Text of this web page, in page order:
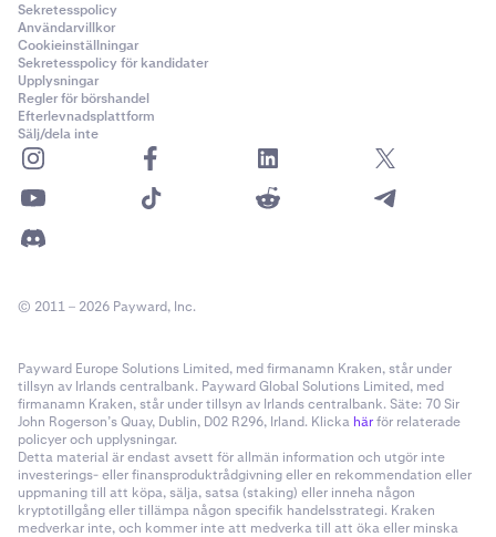
Sekretesspolicy
Användarvillkor
Cookieinställningar
Sekretesspolicy för kandidater
Upplysningar
Regler för börshandel
Efterlevnadsplattform
Sälj/dela inte
© 2011 – 2026 Payward, Inc.
Payward Europe Solutions Limited, med firmanamn Kraken, står under
tillsyn av Irlands centralbank. Payward Global Solutions Limited, med
firmanamn Kraken, står under tillsyn av Irlands centralbank. Säte: 70 Sir
John Rogerson’s Quay, Dublin, D02 R296, Irland. Klicka härför relaterade
policyer och upplysningar.
Detta material är endast avsett för allmän information och utgör inte
investerings- eller finansproduktrådgivning eller en rekommendation eller
uppmaning till att köpa, sälja, satsa (staking) eller inneha någon
kryptotillgång eller tillämpa någon specifik handelsstrategi. Kraken
medverkar inte, och kommer inte att medverka till att öka eller minska